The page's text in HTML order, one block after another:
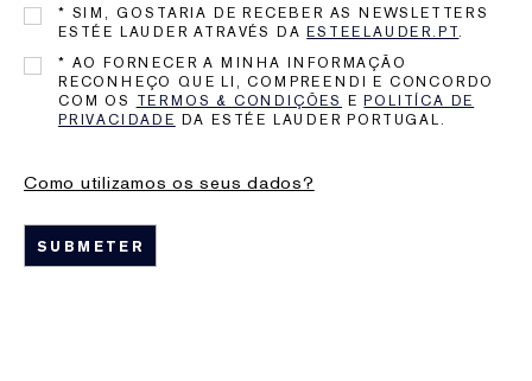
* SIM, GOSTARIA DE RECEBER AS NEWSLETTERS
ESTÉE LAUDER ATRAVÉS DAESTEELAUDER.PT.
* AO FORNECER A MINHA INFORMAÇÃO
RECONHEÇO QUE LI, COMPREENDI E CONCORDO
COM OS TERMOS & CONDIÇÕES EPOLITÍCA DE
PRIVACIDADE DA ESTÉE LAUDER PORTUGAL.
Como utilizamos os seus dados?